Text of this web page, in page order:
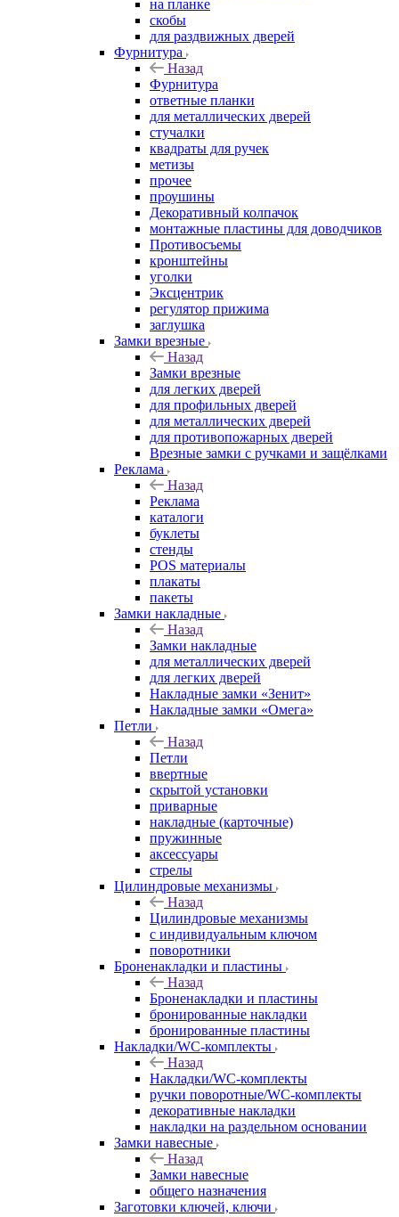
на планке
скобы
для раздвижных дверей
Фурнитура
Назад
Фурнитура
ответные планки
для металлических дверей
стучалки
квадраты для ручек
метизы
прочее
проушины
Декоративный колпачок
монтажные пластины для доводчиков
Противосъемы
кронштейны
уголки
Эксцентрик
регулятор прижима
заглушка
Замки врезные
Назад
Замки врезные
для легких дверей
для профильных дверей
для металлических дверей
для противопожарных дверей
Врезные замки с ручками и защёлками
Реклама
Назад
Реклама
каталоги
буклеты
стенды
POS материалы
плакаты
пакеты
Замки накладные
Назад
Замки накладные
для металлических дверей
для легких дверей
Накладные замки «Зенит»
Накладные замки «Омега»
Петли
Назад
Петли
ввертные
скрытой установки
приварные
накладные (карточные)
пружинные
аксессуары
стрелы
Цилиндровые механизмы
Назад
Цилиндровые механизмы
с индивидуальным ключом
поворотники
Броненакладки и пластины
Назад
Броненакладки и пластины
бронированные накладки
бронированные пластины
Накладки/WC-комплекты
Назад
Накладки/WC-комплекты
ручки поворотные/WC-комплекты
декоративные накладки
накладки на раздельном основании
Замки навесные
Назад
Замки навесные
общего назначения
Заготовки ключей, ключи